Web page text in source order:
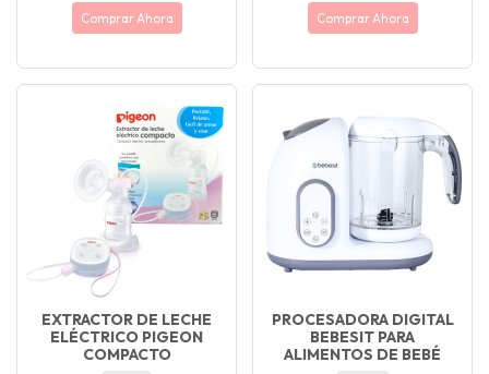
Comprar Ahora Comprar Ahora
EXTRACTOR DE LECHE
ELÉCTRICO PIGEON
COMPACTO
PROCESADORA DIGITAL
BEBESIT PARA
ALIMENTOS DE BEBÉ